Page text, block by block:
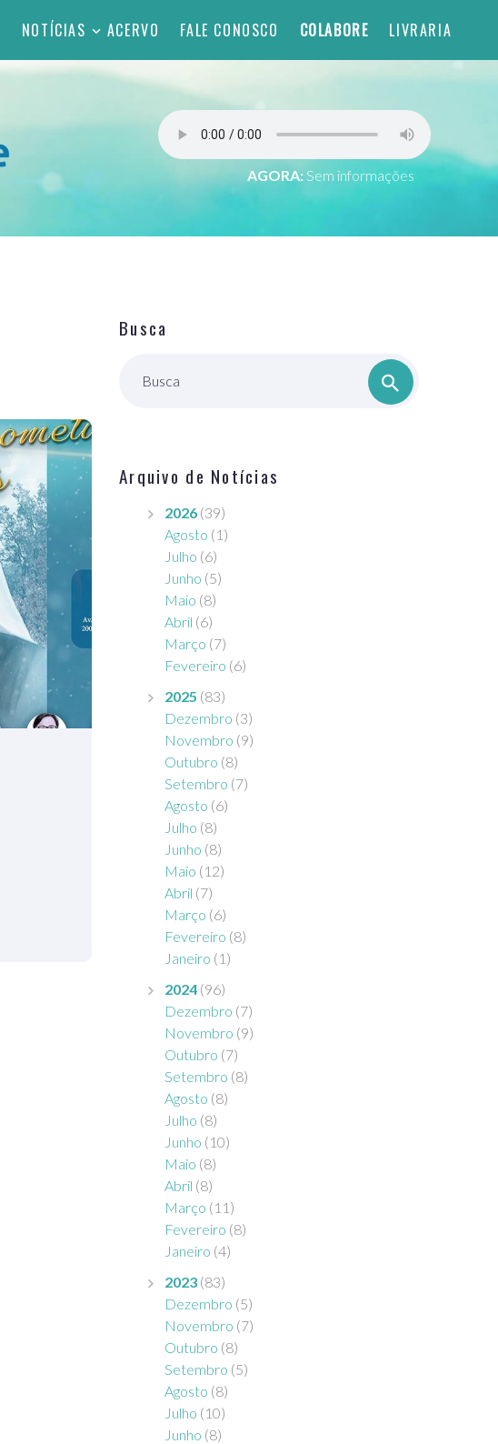
NOTÍCIAS ACERVO FALE CONOSCO COLABORE LIVRARIA
AGORA: Sem informações
Busca
Busca
Arquivo de Notícias
2026 (39)
Agosto (1)
Julho (6)
Junho (5)
Maio (8)
Abril (6)
Março (7)
Fevereiro (6)
2025 (83)
Dezembro (3)
Novembro (9)
Outubro (8)
Setembro (7)
Agosto (6)
Julho (8)
Junho (8)
Maio (12)
Abril (7)
Março (6)
Fevereiro (8)
Janeiro (1)
2024 (96)
Dezembro (7)
Novembro (9)
Outubro (7)
Setembro (8)
Agosto (8)
Julho (8)
Junho (10)
Maio (8)
Abril (8)
Março (11)
Fevereiro (8)
Janeiro (4)
2023 (83)
Dezembro (5)
Novembro (7)
Outubro (8)
Setembro (5)
Agosto (8)
Julho (10)
Junho (8)